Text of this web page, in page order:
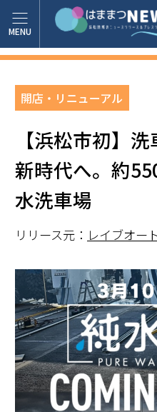
開店・リニューアル
【浜松市初】
新時代へ。約
水洗車場
リリース元： レイブオー